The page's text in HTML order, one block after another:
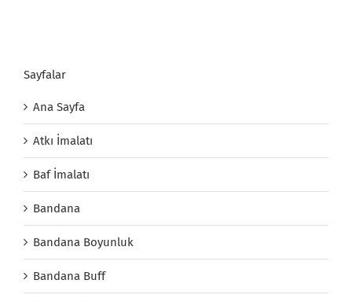
Sayfalar
Ana Sayfa
Atkı İmalatı
Baf İmalatı
Bandana
Bandana Boyunluk
Bandana Buff